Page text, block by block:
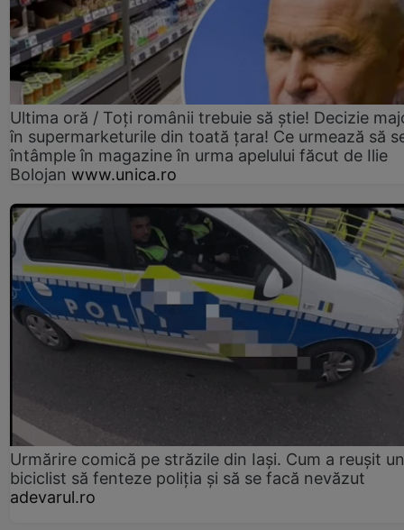
Ultima oră / Toți românii trebuie să știe! Decizie
în supermarketurile din toată țara! Ce urmează să
întâmple în magazine în urma apelului făcut de Ilie
Bolojan www.unica.ro
Urmărire comică pe străzile din Iași. Cum a reușit un
biciclist să fenteze poliția și să se facă nevăzut
adevarul.ro